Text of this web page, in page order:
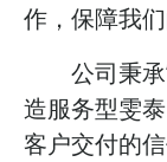
作，保障我们
公司秉承“
造服务型雯
客户交付的